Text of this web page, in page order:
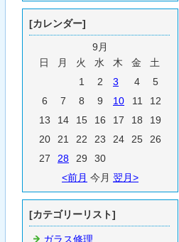
[カレンダー]
9月
日
月 火 水 木 金
土
1
2 3 4
5
6
7 8 9 10 11
12
13
14 15 16 17 18
19
20
21 22 23 24 25
26
27
28 29
30
<前月 今月 翌月>
[カテゴリーリスト]
ガラス修理